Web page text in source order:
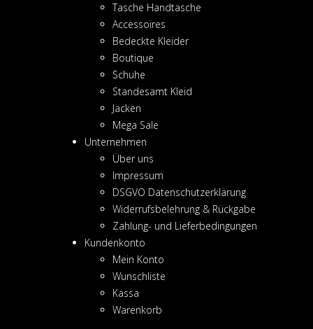
Tasche Handtasche
Accessoires
Bedeckte Kleider
Boutique
Schuhe
Standesamt Kleid
Jacken
Mega Sale
Unternehmen
Über uns
Impressum
DSGVO Datenschutzerklärung
Widerrufsbelehrung & Rückgabe
Zahlung- und Lieferbedingungen
Kundenkonto
Mein Konto
Wunschliste
Kassa
Warenkorb